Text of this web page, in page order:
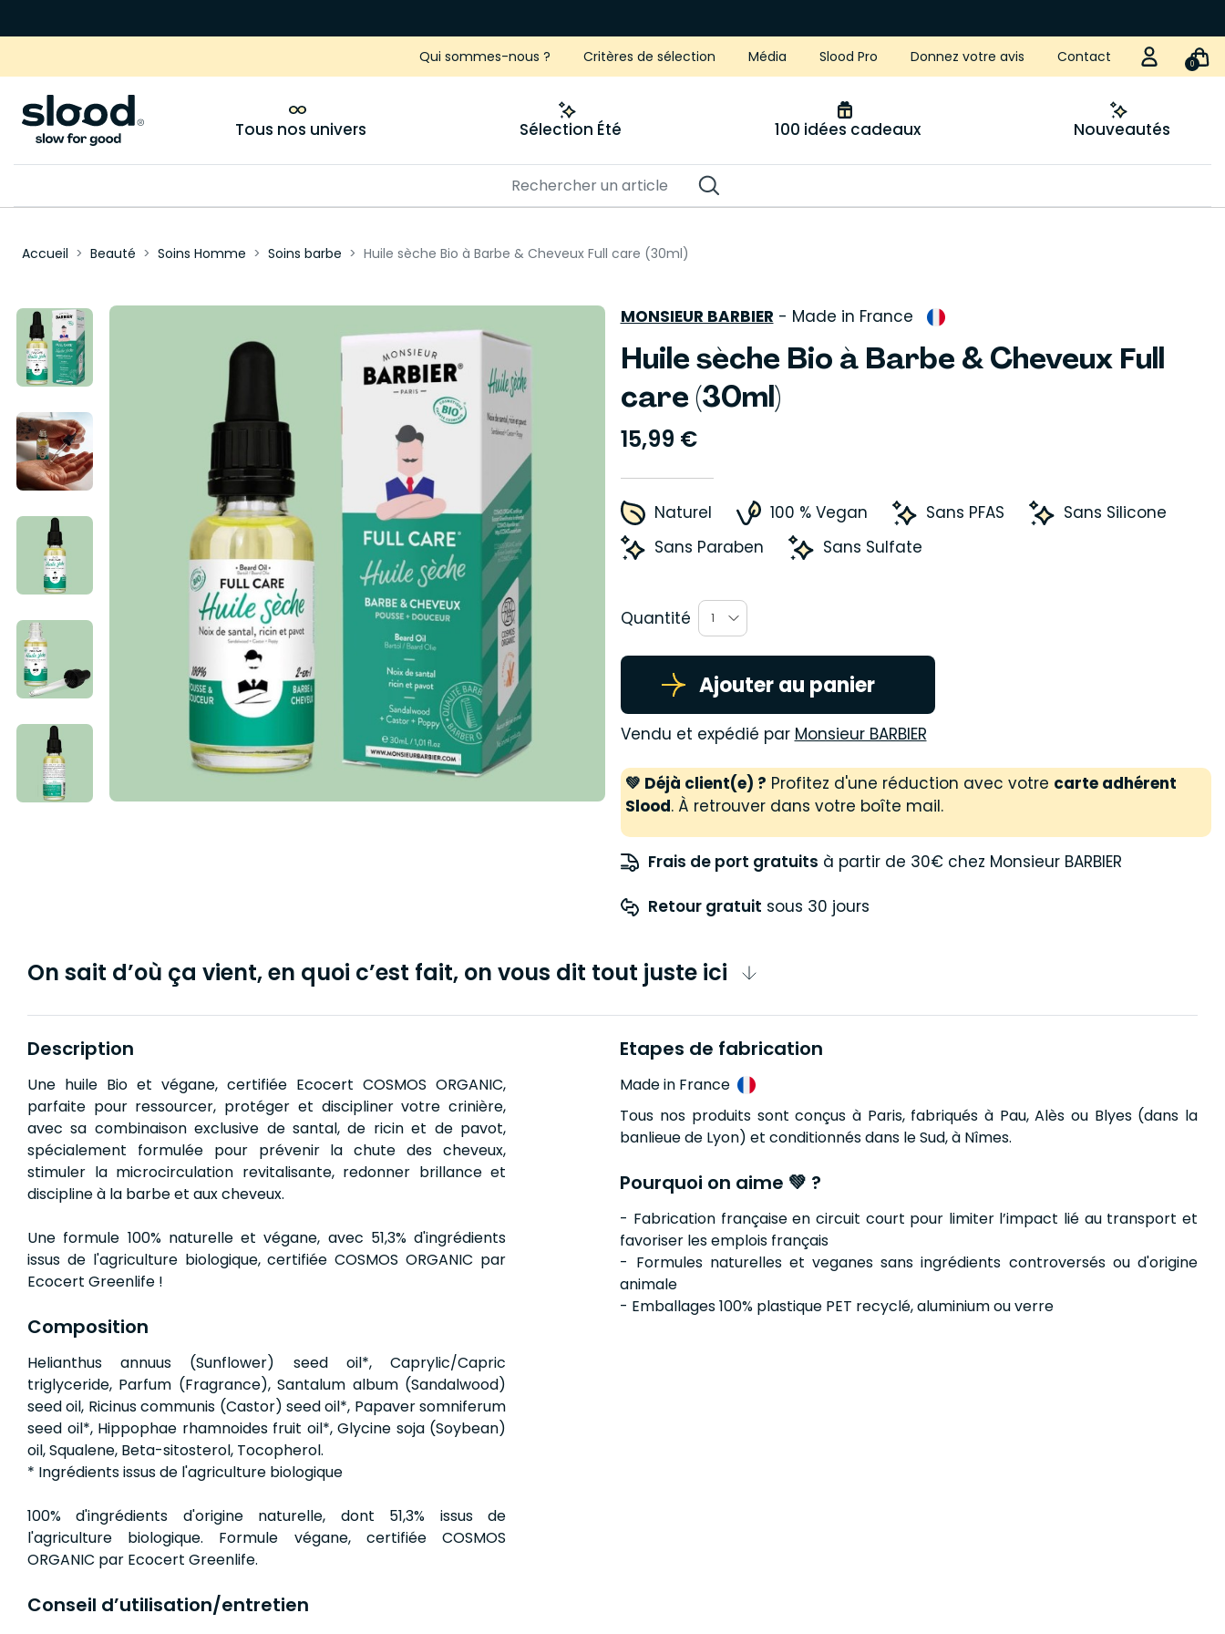
Qui sommes-nous ? Critères de sélection Média Slood Pro Donnez votre avis Contact 0
Tous nos univers Sélection Été 100 idées cadeaux Nouveautés
Accueil Beauté Soins Homme Soins barbe Huile sèche Bio à Barbe & Cheveux Full care (30ml)
MONSIEUR BARBIER - Made in France
Huile sèche Bio à Barbe & Cheveux Full
care (30ml)
15,99 €
Naturel 100 % Vegan Sans PFAS
Sans Silicone
Sans Paraben
Sans Sulfate
Quantité 1
Ajouter au panier
Vendu et expédié par Monsieur BARBIER
💚 Déjà client(e) ? Profitez d'une réduction avec votre carte adhérent
Slood. À retrouver dans votre boîte mail.
Frais de port gratuits à partir de 30€ chez Monsieur BARBIER
Retour gratuit sous 30 jours
On sait d’où ça vient, en quoi c’est fait, on vous dit tout juste ici
Description
Une huile Bio et végane, certifiée Ecocert COSMOS ORGANIC,
parfaite pour ressourcer, protéger et discipliner votre crinière,
avec sa combinaison exclusive de santal, de ricin et de pavot,
spécialement formulée pour prévenir la chute des cheveux,
stimuler la microcirculation revitalisante, redonner brillance et
discipline à la barbe et aux cheveux.
Une formule 100% naturelle et végane, avec 51,3% d'ingrédients
issus de l'agriculture biologique, certifiée COSMOS ORGANIC par
Ecocert Greenlife !
Composition
Helianthus annuus (Sunflower) seed oil*, Caprylic/Capric
triglyceride, Parfum (Fragrance), Santalum album (Sandalwood)
seed oil, Ricinus communis (Castor) seed oil*, Papaver somniferum
seed oil*, Hippophae rhamnoides fruit oil*, Glycine soja (Soybean)
oil, Squalene, Beta-sitosterol, Tocopherol.
* Ingrédients issus de l'agriculture biologique
100% d'ingrédients d'origine naturelle, dont 51,3% issus de
l'agriculture biologique. Formule végane, certifiée COSMOS
ORGANIC par Ecocert Greenlife.
Conseil d’utilisation/entretien
Etapes de fabrication
Made in France
Tous nos produits sont conçus à Paris, fabriqués à Pau, Alès ou Blyes (dans la
banlieue de Lyon) et conditionnés dans le Sud, à Nîmes.
Pourquoi on aime 💚 ?
- Fabrication française en circuit court pour limiter l’impact lié au transport et
favoriser les emplois français
- Formules naturelles et veganes sans ingrédients controversés ou d'origine
animale
- Emballages 100% plastique PET recyclé, aluminium ou verre